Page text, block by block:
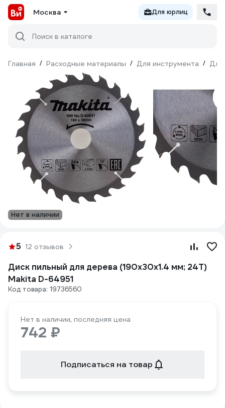
Москва Для юрлиц
Поиск в каталоге
Главная / Расходные материалы / Для инструмента / Для
Нет в наличии
5 12 отзывов
Диск пильный для дерева (190x30x1.4 мм; 24T)
Makita D-64951
Код товара: 19736560
Нет в наличии, последняя цена
742 ₽
Подписаться на товар